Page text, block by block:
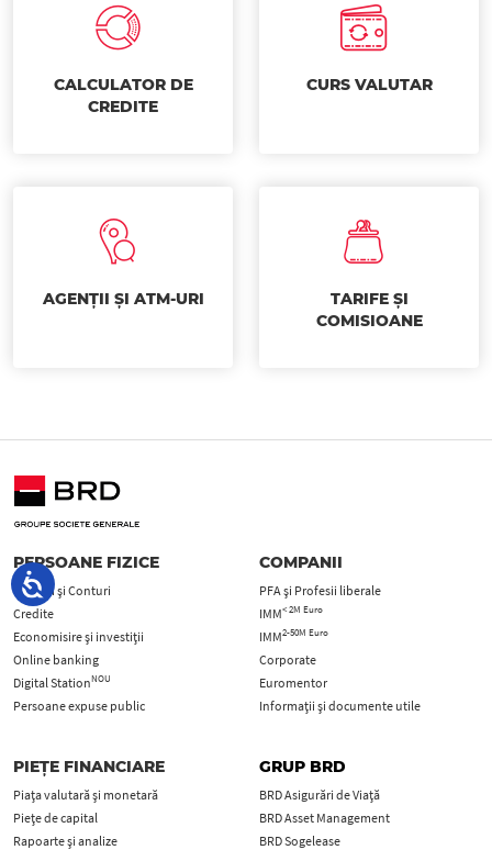
CALCULATOR DE
CREDITE
CURS VALUTAR
AGENȚII ȘI ATM-URI
TARIFE ȘI
COMISIOANE
PERSOANE FIZICE
Carduri şi Conturi
Credite
Economisire și investiții
Online banking
Digital StationNOU
Persoane expuse public
COMPANII
PFA şi Profesii liberale
IMM< 2M Euro
IMM2-50M Euro
Corporate
Euromentor
Informații și documente utile
PIEȚE FINANCIARE
Piața valutară și monetară
Piețe de capital
Rapoarte și analize
GRUP BRD
BRD Asigurări de Viață
BRD Asset Management
BRD Sogelease